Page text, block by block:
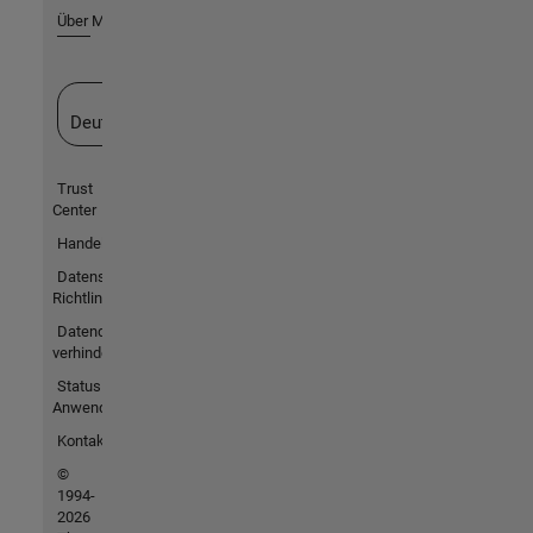
Über MathWorks
Deutschland
Trust
Center
Handelsmarken
Datenschutz-
Richtlinien
Datendiebstahl
verhindern
Status von
Anwendungen
Kontakt
©
1994-
2026